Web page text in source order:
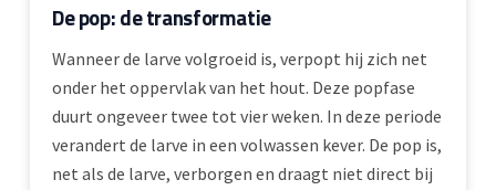
De pop: de transformatie
Wanneer de larve volgroeid is, verpopt hij zich net
onder het oppervlak van het hout. Deze popfase
duurt ongeveer twee tot vier weken. In deze periode
verandert de larve in een volwassen kever. De pop is,
net als de larve, verborgen en draagt niet direct bij